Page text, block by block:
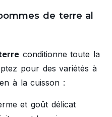
de terre al
conditionne toute la
pour des variétés à
à la cuisson :
et goût délicat